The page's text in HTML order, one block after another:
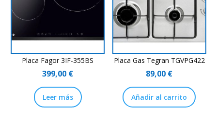
Placa Fagor 3IF-355BS
399,00 €
Leer más
Placa Gas Tegran TGVPG422
89,00 €
Añadir al carrito